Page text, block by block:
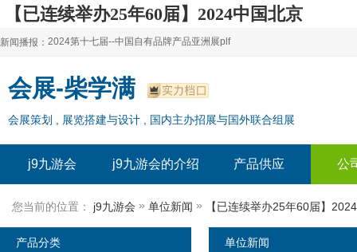
【已连续举办25年60届】2024中国北京
上海加盟展-j9九游会
新闻播报：
2024上海自有品牌展--百货展|食品展 零售展|oem展
2024全球自有--品牌产品亚洲展（plf）
2024上海自有品牌展--2024上海oem 贴牌代加工展
2024第十七届--中国自有品牌产品亚洲展plf
2024全球自有--品牌产品亚洲展（plf）
2024年上海--第17届自有品牌展
会展-柴学满
会展策划 , 展览搭建与设计 , 国内主办招展与国外联合组展
j9九游会 j9九游会的介绍 产品供应 公
您当前的位置： j9九游会 » 单位新闻 » 【已连续举办25年60届】
单位新闻
产品分类